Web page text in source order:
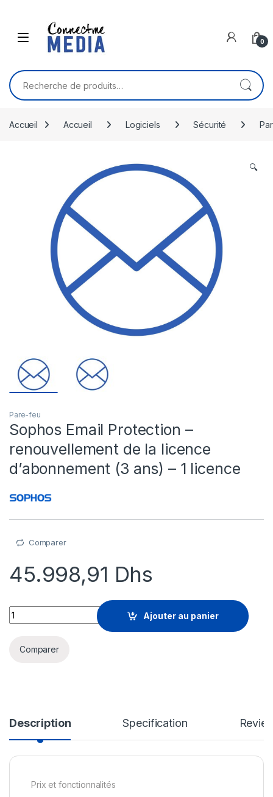
0
Recherche pour :
Accueil Accueil Logiciels Sécurité
🔍
Pare-feu
Sophos Email Protection –
renouvellement de la licence
d’abonnement (3 ans) – 1 licence
Comparer
45.998,91 Dhs
Sophos Email Protection - renouvellement de la licence
Ajouter au panier
Comparer
Description Specification
Prix et fonctionnalités